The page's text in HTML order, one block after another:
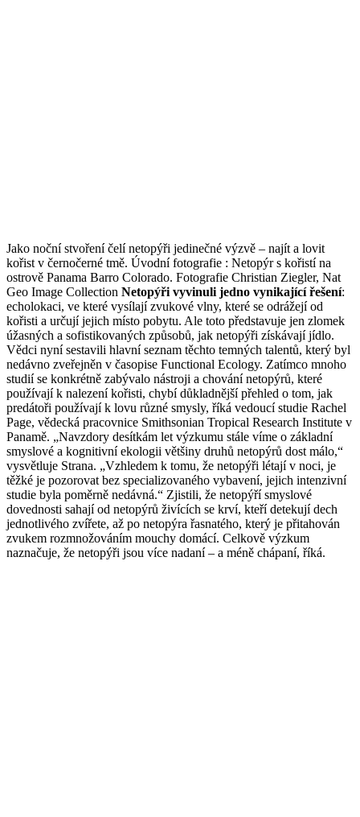
Jako noční stvoření čelí netopýři jedinečné výzvě – najít a lovit
kořist v černočerné tmě. Úvodní fotografie : Netopýr s kořistí na
ostrově Panama Barro Colorado. Fotografie Christian Ziegler, Nat
Geo Image Collection Netopýři vyvinuli jedno vynikající řešení:
echolokaci, ve které vysílají zvukové vlny, které se odrážejí od
kořisti a určují jejich místo pobytu. Ale toto představuje jen zlomek
úžasných a sofistikovaných způsobů, jak netopýři získávají jídlo.
Vědci nyní sestavili hlavní seznam těchto temných talentů, který byl
nedávno zveřejněn v časopise Functional Ecology. Zatímco mnoho
studií se konkrétně zabývalo nástroji a chování netopýrů, které
používají k nalezení kořisti, chybí důkladnější přehled o tom, jak
predátoři používají k lovu různé smysly, říká vedoucí studie Rachel
Page, vědecká pracovnice Smithsonian Tropical Research Institute v
Panamě. „Navzdory desítkám let výzkumu stále víme o základní
smyslové a kognitivní ekologii většiny druhů netopýrů dost málo,“
vysvětluje Strana. „Vzhledem k tomu, že netopýři létají v noci, je
těžké je pozorovat bez specializovaného vybavení, jejich intenzivní
studie byla poměrně nedávná.“ Zjistili, že netopýří smyslové
dovednosti sahají od netopýrů živících se krví, kteří detekují dech
jednotlivého zvířete, až po netopýra řasnatého, který je přitahován
zvukem rozmnožováním mouchy domácí. Celkově výzkum
naznačuje, že netopýři jsou více nadaní – a méně chápaní, říká.